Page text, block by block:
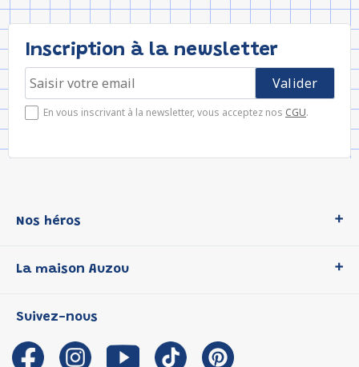
Inscription à la newsletter
En vous inscrivant à la newsletter, vous acceptez nos CGU.
Nos héros
P'tit Loup
Les Influenceuses
Migali
La maison Auzou
Notre histoire
Auzou s'engage
Suivez-nous